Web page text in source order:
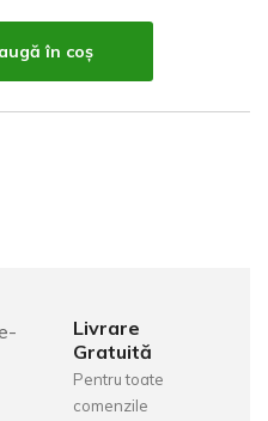
în coș
Livrare
Gratuită
Pentru toate
comenzile